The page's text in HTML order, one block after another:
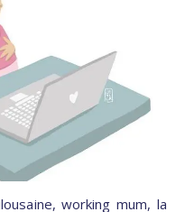
working mum, la